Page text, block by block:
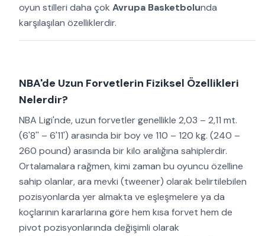
oyun stilleri daha çok Avrupa Basketbolunda
karşılaşılan özelliklerdir.
NBA'de Uzun Forvetlerin Fiziksel Özellikleri
Nelerdir?
NBA Ligi'nde, uzun forvetler genellikle 2,03 – 2,11 mt.
(6'8'' – 6'11') arasında bir boy ve 110 – 120 kg. (240 –
260 pound) arasında bir kilo aralığına sahiplerdir.
Ortalamalara rağmen, kimi zaman bu oyuncu özelline
sahip olanlar, ara mevki (tweener) olarak belirtilebilen
pozisyonlarda yer almakta ve eşleşmelere ya da
koçlarının kararlarına göre hem kısa forvet hem de
pivot pozisyonlarında değişimli olarak